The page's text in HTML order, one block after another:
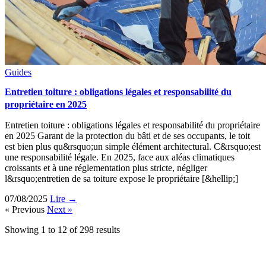
Guides
Entretien toiture : obligations légales et responsabilité du
propriétaire en 2025
Entretien toiture : obligations légales et responsabilité du propriétaire
en 2025 Garant de la protection du bâti et de ses occupants, le toit
est bien plus qu&rsquo;un simple élément architectural. C&rsquo;est
une responsabilité légale. En 2025, face aux aléas climatiques
croissants et à une réglementation plus stricte, négliger
l&rsquo;entretien de sa toiture expose le propriétaire [&hellip;]
07/08/2025 Lire →
« Previous Next »
Showing 1 to 12 of 298 results